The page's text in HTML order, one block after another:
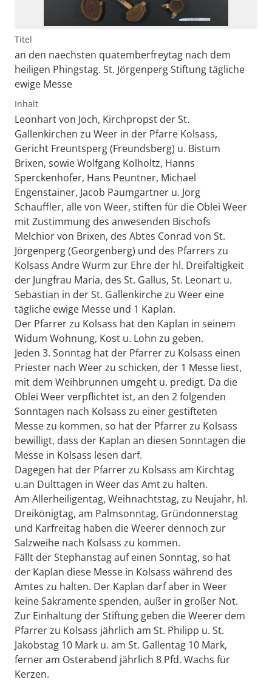
Titel
an den naechsten quatemberfreytag nach dem
heiligen Phingstag. St. Jörgenperg Stiftung tägliche
ewige Messe
Inhalt
Leonhart von Joch, Kirchpropst der St.
Gallenkirchen zu Weer in der Pfarre Kolsass,
Gericht Freuntsperg (Freundsberg) u. Bistum
Brixen, sowie Wolfgang Kolholtz, Hanns
Sperckenhofer, Hans Peuntner, Michael
Engenstainer, Jacob Paumgartner u. Jorg
Schauffler, alle von Weer, stiften für die Oblei Weer
mit Zustimmung des anwesenden Bischofs
Melchior von Brixen, des Abtes Conrad von St.
Jörgenperg (Georgenberg) und des Pfarrers zu
Kolsass Andre Wurm zur Ehre der hl. Dreifaltigkeit
der Jungfrau Maria, des St. Gallus, St. Leonart u.
Sebastian in der St. Gallenkirche zu Weer eine
tägliche ewige Messe und 1 Kaplan.
Der Pfarrer zu Kolsass hat den Kaplan in seinem
Widum Wohnung, Kost u. Lohn zu geben.
Jeden 3. Sonntag hat der Pfarrer zu Kolsass einen
Priester nach Weer zu schicken, der 1 Messe liest,
mit dem Weihbrunnen umgeht u. predigt. Da die
Oblei Weer verpflichtet ist, an den 2 folgenden
Sonntagen nach Kolsass zu einer gestifteten
Messe zu kommen, so hat der Pfarrer zu Kolsass
bewilligt, dass der Kaplan an diesen Sonntagen die
Messe in Kolsass lesen darf.
Dagegen hat der Pfarrer zu Kolsass am Kirchtag
u.an Dulttagen in Weer das Amt zu halten.
Am Allerheiligentag, Weihnachtstag, zu Neujahr, hl.
Dreikönigtag, am Palmsonntag, Gründonnerstag
und Karfreitag haben die Weerer dennoch zur
Salzweihe nach Kolsass zu kommen.
Fällt der Stephanstag auf einen Sonntag, so hat
der Kaplan diese Messe in Kolsass während des
Amtes zu halten. Der Kaplan darf aber in Weer
keine Sakramente spenden, außer in großer Not.
Zur Einhaltung der Stiftung geben die Weerer dem
Pfarrer zu Kolsass jährlich am St. Philipp u. St.
Jakobstag 10 Mark u. am St. Gallentag 10 Mark,
ferner am Osterabend jährlich 8 Pfd. Wachs für
Kerzen.